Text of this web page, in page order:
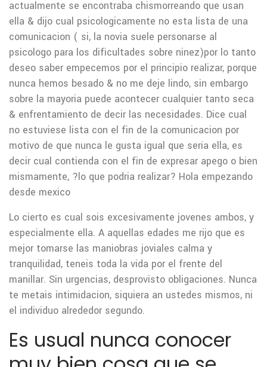
actualmente se encontraba chismorreando que usan
ella & dijo cual psicologicamente no esta lista de una
comunicacion ( si, la novia suele personarse al
psicologo para los dificultades sobre ninez)por lo tanto
deseo saber empecemos por el principio realizar, porque
nunca hemos besado & no me deje lindo, sin embargo
sobre la mayoria puede acontecer cualquier tanto seca
& enfrentamiento de decir las necesidades. Dice cual
no estuviese lista con el fin de la comunicacion por
motivo de que nunca le gusta igual que seri­a ella, es
decir cual contienda con el fin de expresar apego o bien
mismamente, ?lo que podria realizar? Hola empezando
desde mexico
Lo cierto es cual sois excesivamente jovenes ambos, y
especialmente ella. A aquellas edades me rijo que es
mejor tomarse las maniobras joviales calma y
tranquilidad, teneis toda la vida por el frente del
manillar. Sin urgencias, desprovisto obligaciones. Nunca
te metais intimidacion, siquiera an ustedes mismos, ni
el individuo alrededor segundo.
Es usual nunca conocer